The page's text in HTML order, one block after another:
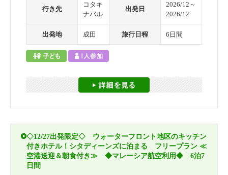
行き先
コタキ
ナバル
出発日
2026/12～
2026/12
出発地 成田 旅行日程 6日間
◇12/27出発限定◇ ウォーターフロント地区のキッチン
付きホテル！シタディーンズに泊まる フリープラン ≪
空港送迎＆朝食付き≫ ◆マレーシア航空利用◆ 6泊7
日間